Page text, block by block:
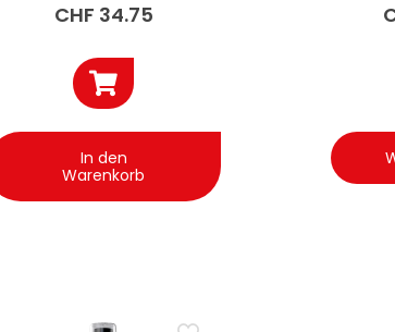
CHF 34.75
In den
Warenkorb